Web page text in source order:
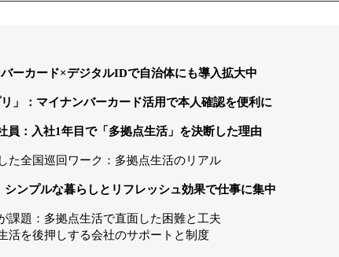
ーカード×デジタルIDで自治体にも導入拡大中
」：マイナンバーカード活用で本人確認を便利に
員：入社1年目で「多拠点生活」を決断した理由
た全国巡回ワーク：多拠点生活のリアル
シンプルな暮らしとリフレッシュ効果で仕事に集中
課題：多拠点生活で直面した困難と工夫
活を後押しする会社のサポートと制度